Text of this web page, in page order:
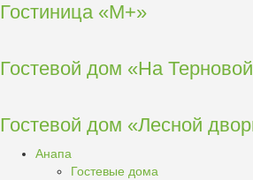
Гостиница «М+»
Гостевой дом «На
Гостевой дом «Лесной
Анапа
Гостевые дома